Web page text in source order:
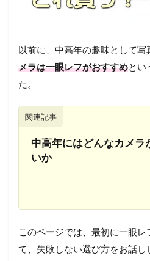
以前に、中高年の趣味として写
メラは一眼レフがおすすめとい
た。
関連記事
中高年にはどんなカメラ
いか
このページでは、最初に一眼レ
て、失敗しない選び方をお話し